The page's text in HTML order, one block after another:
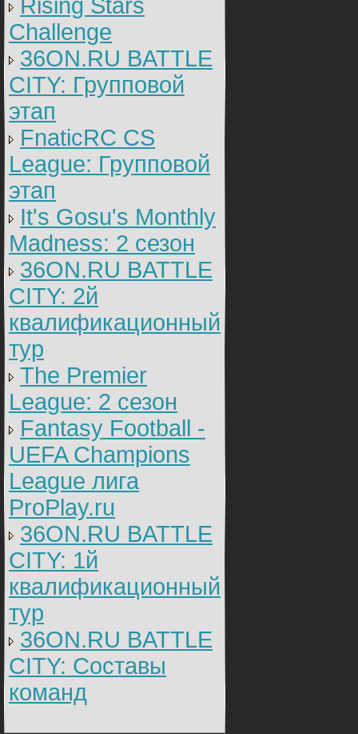
Rising Stars
Challenge
36ON.RU BATTLE
CITY: Групповой
этап
FnaticRC CS
League: Групповой
этап
It's Gosu's Monthly
Madness: 2 сезон
36ON.RU BATTLE
CITY: 2й
квалификационный
тур
The Premier
League: 2 cезон
Fantasy Football -
UEFA Champions
League лига
ProPlay.ru
36ON.RU BATTLE
CITY: 1й
квалификационный
тур
36ON.RU BATTLE
CITY: Составы
команд